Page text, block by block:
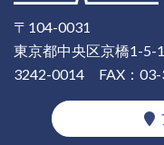
〒104-0031
東京都中央区京橋1-5-
3242-0014 FAX：03-